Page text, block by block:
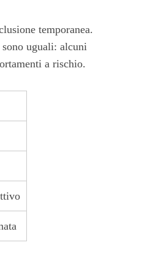
temporanea.
uguali: alcuni
a rischio.